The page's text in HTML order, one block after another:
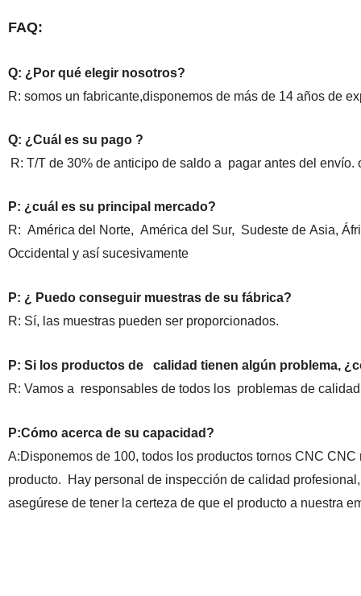
FAQ:
Q: ¿Por qué elegir nosotros?
R: somos un fabricante,disponemos de más de 14 años de
Q: ¿Cuál es su pago ?
R: T/T de 30% de anticipo de saldo a pagar antes del envío.
P: ¿cuál es su principal mercado?
R: América del Norte, América del Sur, Sudeste de Asia,
Occidental y así sucesivamente
P: ¿ Puedo conseguir muestras de su fábrica?
R: Sí, las muestras pueden ser proporcionados.
P: Si los productos de calidad tienen algún problema,
R: Vamos a responsables de todos los problemas de
P:Cómo acerca de su capacidad?
A:Disponemos de 100, todos los productos tornos CNC
producto. Hay personal de inspección de calidad
asegúrese de tener la certeza de que el producto a nuestra